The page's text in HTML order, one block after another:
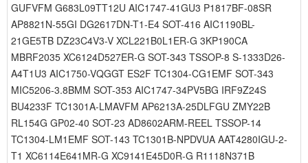
GUFVFM G683L09TT12U AIC1747-41GU3 P1817BF-08SR
AP8821N-55GI DG2617DN-T1-E4 SOT-416 AIC1190BL-
21GE5TB DZ23C4V3-V XCL221B0L1ER-G 3KP190CA
MBRF2035 XC6124D527ER-G SOT-343 TSSOP-8 S-1333D26-
A4T1U3 AIC1750-VQGGT ES2F TC1304-CG1EMF SOT-343
MIC5206-3.8BMM SOT-353 AIC1747-34PV5BG IRF9Z24S
BU4233F TC1301A-LMAVFM AP6213A-25DLFGU ZMY22B
RL154G GP02-40 SOT-23 AD8602ARM-REEL TSSOP-14
TC1304-LM1EMF SOT-143 TC1301B-NPDVUA AAT4280IGU-2-
T1 XC6114E641MR-G XC9141E45D0R-G R1118N371B